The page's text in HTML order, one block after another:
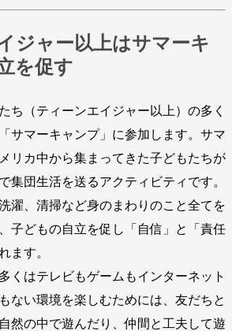
ジャー以上はサマーキ
を促す
ち（ティーンエイジャー以上）の多く
サマーキャンプ」に参加します。サマ
リカ中から集まってきた子どもたちが
集団生活を送るアクティビティです。
濯、清掃など身のまわりのこと全てを
子どもの自立を促し「自信」と「責任
ます。
くはテレビもゲームもインターネット
ない環境を楽しむためには、友だちと
然の中で遊んだり、仲間と工夫して遊